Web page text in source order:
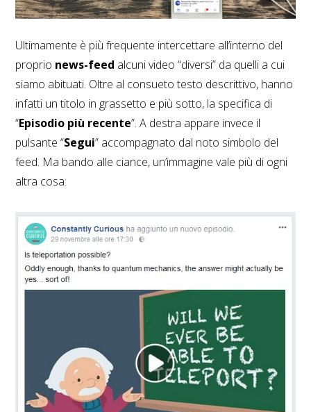
Ultimamente è più frequente intercettare all’interno del
proprio news-feed alcuni video “diversi” da quelli a cui
siamo abituati. Oltre al consueto testo descrittivo, hanno
infatti un titolo in grassetto e più sotto, la specifica di
“Episodio più recente”. A destra appare invece il
pulsante “Segui” accompagnato dal noto simbolo del
feed. Ma bando alle ciance, un’immagine vale più di ogni
altra cosa: